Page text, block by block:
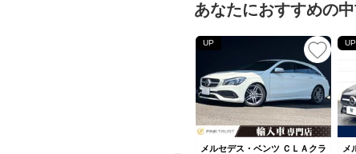
あなたにおすすめの
UP
メルセデス・ベンツ ＣＬＡクラ
UP
メ